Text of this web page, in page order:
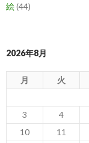
絵(44)
2026年8月
月 火
3
4
10
11